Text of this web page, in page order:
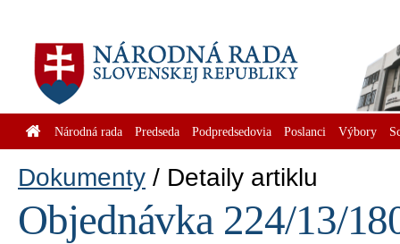
Národná rada Predseda Podpredsedovia Poslanci Výbory
Dokumenty Detaily artiklu
Objednávka 224/13/